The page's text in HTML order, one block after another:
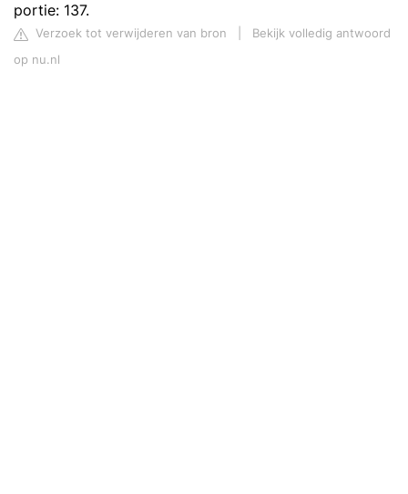
portie: 137.
Verzoek tot verwijderen van bron
Bekijk volledig antwoord
op nu.nl